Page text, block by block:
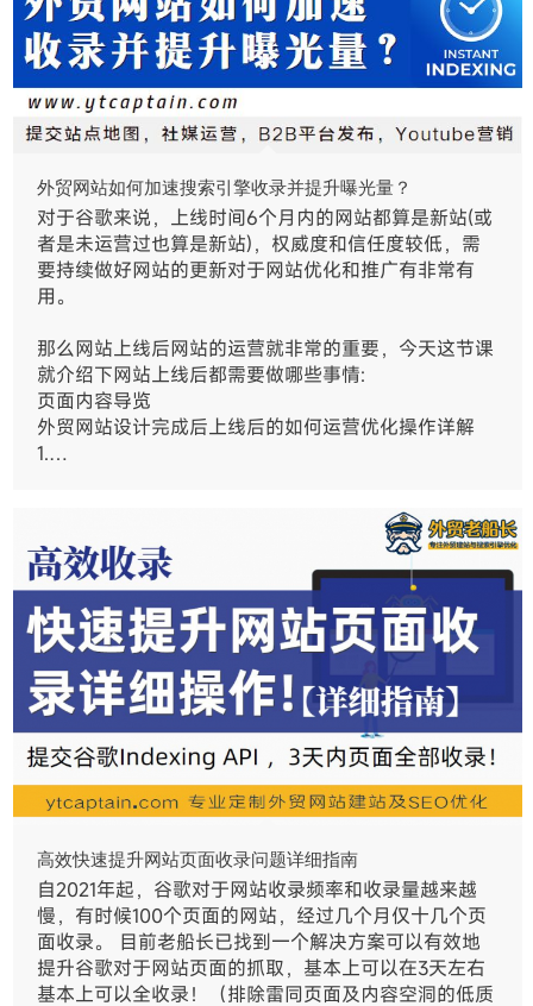
外贸网站如何加速搜索引擎收录并提升曝光量？
对于谷歌来说，上线时间6个月内的网站都算是新站(或
者是未运营过也算是新站)，权威度和信任度较低，需
要持续做好网站的更新对于网站优化和推广有非常有
用。
那么网站上线后网站的运营就非常的重要，今天这节课
就介绍下网站上线后都需要做哪些事情:
页面内容导览
外贸网站设计完成后上线后的如何运营优化操作详解
1.…
高效快速提升网站页面收录问题详细指南
自2021年起，谷歌对于网站收录频率和收录量越来越
慢，有时候100个页面的网站，经过几个月仅十几个页
面收录。 目前老船长已找到一个解决方案可以有效地
提升谷歌对于网站页面的抓取，基本上可以在3天左右
基本上可以全收录！（排除雷同页面及内容空洞的低质